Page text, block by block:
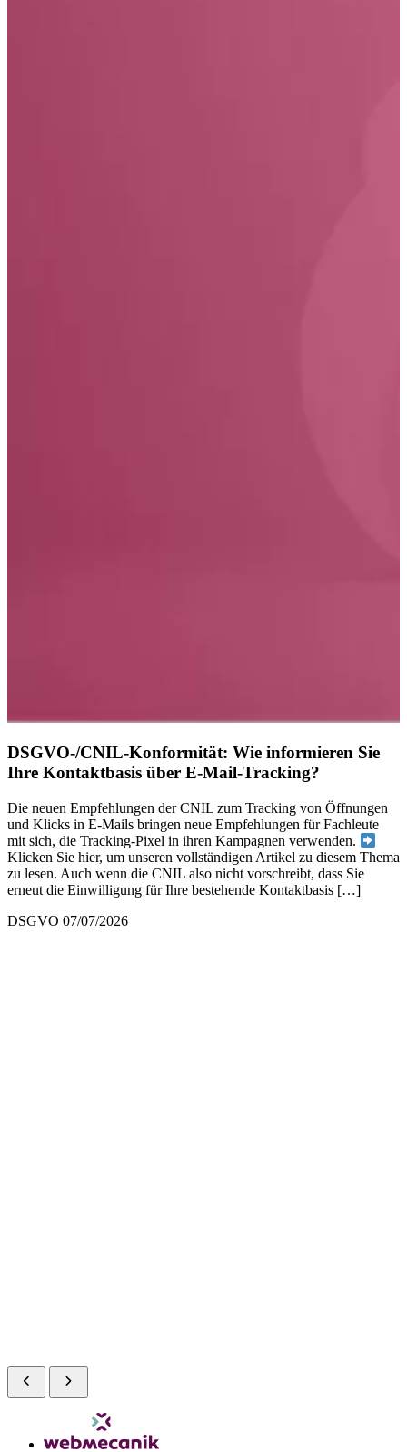
DSGVO-/CNIL-Konformität: Wie informieren Sie
Ihre Kontaktbasis über E-Mail-Tracking?
Die neuen Empfehlungen der CNIL zum Tracking von Öffnungen
und Klicks in E-Mails bringen neue Empfehlungen für Fachleute
mit sich, die Tracking-Pixel in ihren Kampagnen verwenden.
Klicken Sie hier, um unseren vollständigen Artikel zu diesem Thema
zu lesen. Auch wenn die CNIL also nicht vorschreibt, dass Sie
erneut die Einwilligung für Ihre bestehende Kontaktbasis […]
DSGVO 07/07/2026